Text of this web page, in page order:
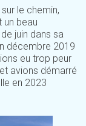
le chemin,
un beau
juin dans sa
décembre 2019
eu trop peur
avions démarré
en 2023